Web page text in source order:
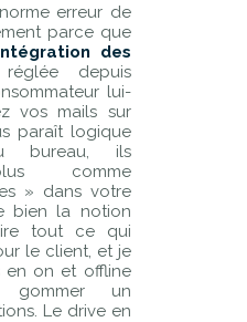
erreur de
parce que
des
depuis
lui-
vos mails sur
paraît logique
bureau, ils
comme
» dans votre
bien la notion
tout ce qui
le client, et je
en on et offline
gommer un
Le drive en